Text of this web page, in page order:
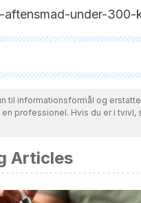
under-300-
blev grundigt gennemgået
pålidelighed, aktualitet
artikel blev betragtet som
al. U.S. obesity as delayed
and Human Biology. Enero
R. “Calories in, calories out”
til informationsformål og
professionel. Hvis du er i tvivl,
Articles